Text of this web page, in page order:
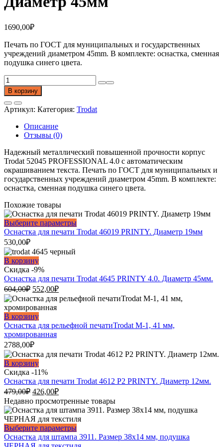
1690,00₽
Печать по ГОСТ для муниципальных и государственных
учреждений диаметром 45mm. В комплекте: оснастка, сменная
подушка синего цвета.
Количество
товара
Оснастка
для
печати
Trodat
52045
PROFESSIONAL
4.0.
Диаметр
45мм
В корзину
Артикул: Категория: Trodat
Описание
Отзывы (0)
Надежный металлический повышенной прочности корпус
Trodat 52045 PROFESSIONAL 4.0 с автоматическим
окрашиванием текста. Печать по ГОСТ для муниципальных и
государственных учреждений диаметром 45mm. В комплекте:
оснастка, сменная подушка синего цвета.
Похожие товары
Выберите параметрыЭтот
товар
можно
выбрать
на
странице
Оснастка для печати Trodat 46019 PRINTY. Диаметр 19мм
530,00₽
В корзину
Скидка -9%
Оснастка для печати Trodat 4645 PRINTY 4.0. Диаметр 45мм.
604,00₽ Первоначальная
цена
составляла
604,00₽.
552,00₽Текущая
цена:
В корзину
Оснастка для рельефной печатиTrodat М-1, 41 мм,
хромированная
2788,00₽
В корзину
Скидка -11%
Оснастка для печати Trodat 4612 P2 PRINTY. Диаметр 12мм.
479,00₽ Первоначальная
цена
составляла
479,00₽.
426,00₽Текущая
цена:
426,00₽.
Недавно просмотренные товары
Выберите параметрыЭтот
товар
Оснастка для штампа 3911. Размер 38х14 мм, подушка